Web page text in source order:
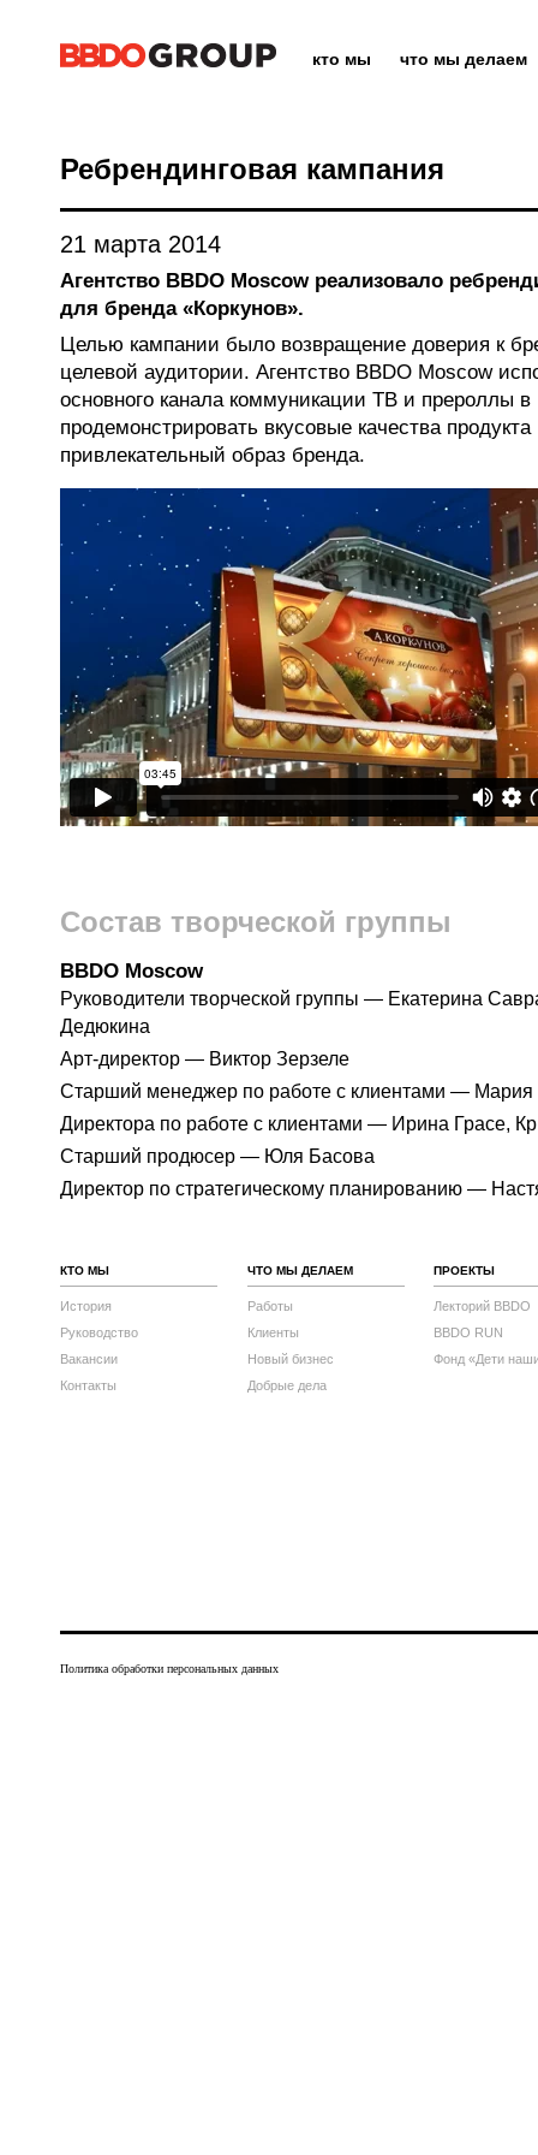
кто мы что мы делаем
Ребрендинговая кампания
21 марта 2014
Агентство BBDO Moscow реализовало
для бренда «Коркунов».
Целью кампании было возвращение доверия к
целевой аудитории. Агентство BBDO Moscow
основного канала коммуникации ТВ и прероллы в
продемонстрировать вкусовые качества
привлекательный образ бренда.
Состав творческой группы
BBDO Moscow
Руководители творческой группы — Екатерина
Дедюкина
Арт-директор — Виктор Зерзеле
Старший менеджер по работе с клиентами — Мария
Директора по работе с клиентами — Ирина Грасе,
Старший продюсер — Юля Басова
Директор по стратегическому планированию —
КТО МЫ
История
Руководство
Вакансии
Контакты
ЧТО МЫ ДЕЛАЕМ
Работы
Клиенты
Новый бизнес
Добрые дела
ПРОЕКТЫ
Лекторий BBDO
BBDO RUN
Фонд «Дети
Политика обработки персональных данных